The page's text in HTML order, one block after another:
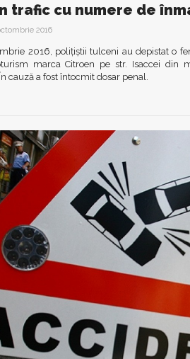
trafic cu numere de
2016
2016, polițiștii tulceni au depistat o
marca Citroen pe str. Isaccei din
cauză a fost întocmit dosar penal.